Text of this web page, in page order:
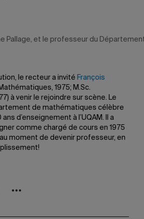
Pallage, et le professeur du
le recteur a invité François
1975; M.Sc.
à venir le rejoindre sur scène. Le
de mathématiques célèbre
d’enseignement à l’UQAM. Il a
comme chargé de cours en 1975
moment de devenir professeur, en